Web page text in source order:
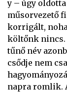
y – úgy oldotta
műsorvezető
korrigált,
költőnk nincs.
tűnő név
csődje nem
napra romlik.